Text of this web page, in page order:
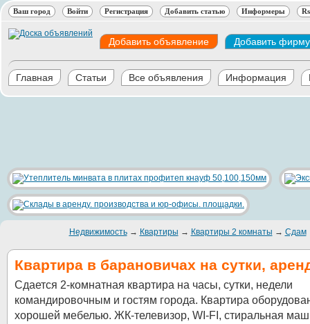
Ваш город Войти Регистрация Добавить статью Информеры
Добавить объявление Добавить фирму
Главная Статьи Все объявления Информация
Недвижимость→ Квартиры → Квартиры 2 комнаты → Сдам
Квартира в барановичах на сутки,
Сдается 2-комнатная квартира на часы, сутки, недели
командировочным и гостям города. Квартира
хорошей мебелью. ЖК-телевизор, WI-FI, стиральная